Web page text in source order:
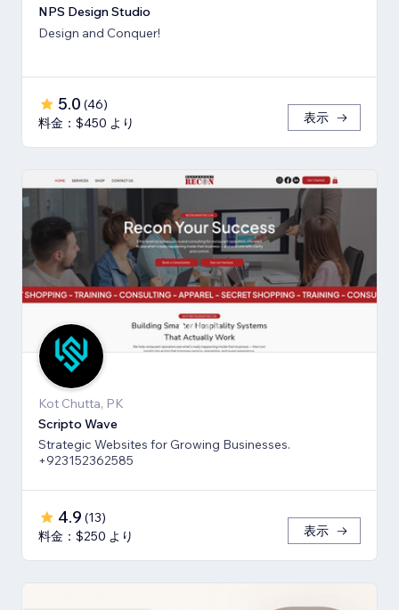
NPS Design Studio
Design and Conquer!
5.0 (46)
料金：$450 より
表示
Kot Chutta, PK
Scripto Wave
Strategic Websites for Growing Businesses.
+923152362585
4.9 (13)
料金：$250 より
表示